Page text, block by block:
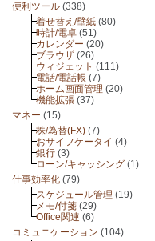
便利ツール (338)
着せ替え/壁紙 (80)
時計/電卓 (51)
カレンダー (20)
ブラウザ (26)
ウィジェット (111)
電話/電話帳 (7)
ホーム画面管理 (20)
機能拡張 (37)
マネー (15)
株/為替(FX) (7)
おサイフケータイ (4)
銀行 (3)
ローン/キャッシング (1)
仕事効率化 (79)
スケジュール管理 (19)
メモ/付箋 (29)
Office関連 (6)
コミュニケーション (104)